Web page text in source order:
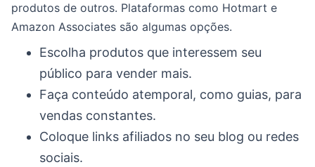
produtos de outros. Plataformas como Hotmart e
Amazon Associates são algumas opções.
Escolha produtos que interessem seu
público para vender mais.
Faça conteúdo atemporal, como guias, para
vendas constantes.
Coloque links afiliados no seu blog ou redes
sociais.